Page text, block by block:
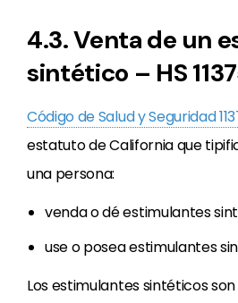
4.3. Venta de un
sintético – HS
Código de Salud y Seguridad
estatuto de California que
una persona:
venda o dé estimulantes
use o posea estimulantes
Los estimulantes sintéticos